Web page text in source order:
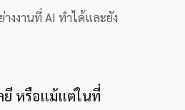
งงานที่ AI ทำได้และยัง
ยี หรือแม้แต่ในที่